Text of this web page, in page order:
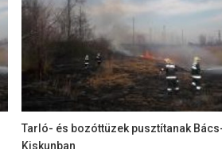
Tarló- és bozóttüzek pusztítanak
Kiskunban